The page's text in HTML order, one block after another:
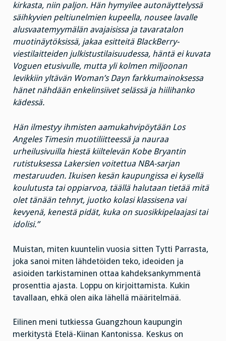
kirkasta, niin paljon. Hän hymyilee autonäyttelyssä
säihkyvien peltiunelmien kupeella, nousee lavalle
alusvaatemyymälän avajaisissa ja tavaratalon
muotinäytöksissä, jakaa esitteitä BlackBerry-
viestilaitteiden julkistustilaisuudessa, häntä ei kuvata
Voguen etusivulle, mutta yli kolmen miljoonan
levikkiin yltävän Woman’s Dayn farkkumainoksessa
hänet nähdään enkelinsiivet selässä ja hiilihanko
kädessä.
Hän ilmestyy ihmisten aamukahvipöytään Los
Angeles Timesin muotiliitteessä ja nauraa
urheilusivuilla hiestä kiiltelevän Kobe Bryantin
rutistuksessa Lakersien voitettua NBA-sarjan
mestaruuden. Ikuisen kesän kaupungissa ei kysellä
koulutusta tai oppiarvoa, täällä halutaan tietää mitä
olet tänään tehnyt, juotko kolasi klassisena vai
kevyenä, kenestä pidät, kuka on suosikkipelaajasi tai
idolisi.”
Muistan, miten kuuntelin vuosia sitten Tytti Parrasta,
joka sanoi miten lähdetöiden teko, ideoiden ja
asioiden tarkistaminen ottaa kahdeksankymmentä
prosenttia ajasta. Loppu on kirjoittamista. Kukin
tavallaan, ehkä olen aika lähellä määritelmää.
Eilinen meni tutkiessa Guangzhoun kaupungin
merkitystä Etelä-Kiinan Kantonissa. Keskus on